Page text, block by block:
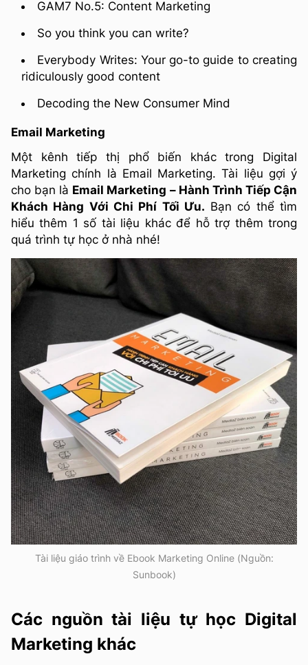
GAM7 No.5: Content Marketing
So you think you can write?
Everybody Writes: Your go-to guide to creating
ridiculously good content
Decoding the New Consumer Mind
Email Marketing
Một kênh tiếp thị phổ biến khác trong Digital
Marketing chính là Email Marketing. Tài liệu gợi ý
cho bạn là Email Marketing – Hành Trình Tiếp Cận
Khách Hàng Với Chi Phí Tối Ưu. Bạn có thể tìm
hiểu thêm 1 số tài liệu khác để hỗ trợ thêm trong
quá trình tự học ở nhà nhé!
Tài liệu giáo trình về Ebook Marketing Online (Nguồn:
Sunbook)
Các nguồn tài liệu tự học Digital
Marketing khác